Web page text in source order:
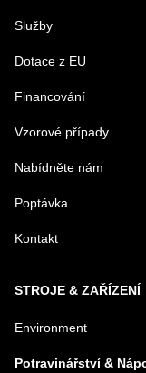
Služby
Dotace z EU
Financování
Vzorové případy
Nabídněte nám
Poptávka
Kontakt
STROJE & ZAŘÍZENÍ
Environment
Potravinářství &